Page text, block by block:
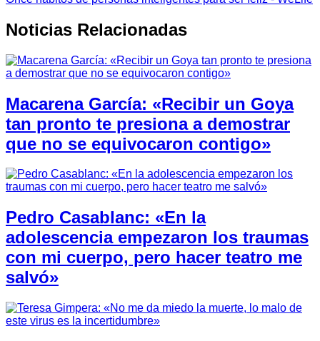
Noticias Relacionadas
Macarena García: «Recibir un Goya
tan pronto te presiona a demostrar
que no se equivocaron contigo»
Pedro Casablanc: «En la
adolescencia empezaron los traumas
con mi cuerpo, pero hacer teatro me
salvó»